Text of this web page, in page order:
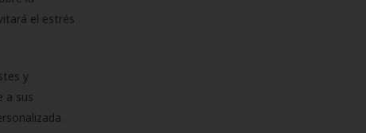
el estrés
y
a sus